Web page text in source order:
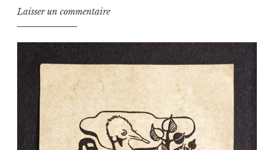
Laisser un commentaire